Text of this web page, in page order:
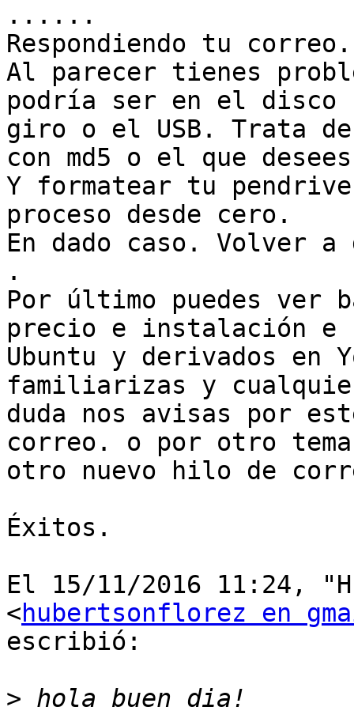
......
Respondiendo tu correo.
Al parecer tienes
podría ser en el disco
giro o el USB. Trata de
con md5 o el que
Y formatear tu
proceso desde cero.
En dado caso. Volver a
.
Por último puedes ver
precio e instalación e
Ubuntu y derivados en
familiarizas y
duda nos avisas por
correo. o por otro
otro nuevo hilo de
Éxitos.
El 15/11/2016 11:24,
<hubertsonflorez en
escribió:
>